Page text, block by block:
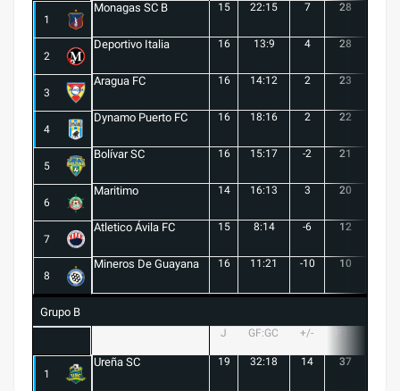
1
Monagas SC B 15 22:15 7 28
2
Deportivo Italia 16 13:9 4 28
3
Aragua FC 16 14:12 2 23
4
Dynamo Puerto FC 16 18:16 2 22
5
Bolívar SC 16 15:17 -2 21
6
Maritimo 14 16:13 3 20
7
Atletico Ávila FC 15 8:14 -6 12
8
Mineros De Guayana 16 11:21 -10 10
Grupo B
J GF:GC +/-
1
Ureña SC 19 32:18 14 37